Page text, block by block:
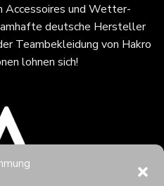
Accessoires und Wetter-
deutsche Hersteller
Teambekleidung von Hakro
lohnen sich!